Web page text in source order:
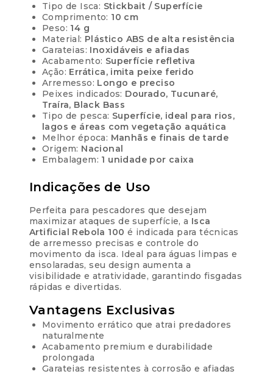
Tipo de Isca: Stickbait / Superfície
Comprimento: 10 cm
Peso: 14 g
Material: Plástico ABS de alta resistência
Garateias: Inoxidáveis e afiadas
Acabamento: Superfície refletiva
Ação: Errática, imita peixe ferido
Arremesso: Longo e preciso
Peixes indicados: Dourado, Tucunaré,
Traíra, Black Bass
Tipo de pesca: Superfície, ideal para rios,
lagos e áreas com vegetação aquática
Melhor época: Manhãs e finais de tarde
Origem: Nacional
Embalagem: 1 unidade por caixa
Indicações de Uso
Perfeita para pescadores que desejam
maximizar ataques de superfície, a Isca
Artificial Rebola 100 é indicada para técnicas
de arremesso precisas e controle do
movimento da isca. Ideal para águas limpas e
ensolaradas, seu design aumenta a
visibilidade e atratividade, garantindo fisgadas
rápidas e divertidas.
Vantagens Exclusivas
Movimento errático que atrai predadores
naturalmente
Acabamento premium e durabilidade
prolongada
Garateias resistentes à corrosão e afiadas